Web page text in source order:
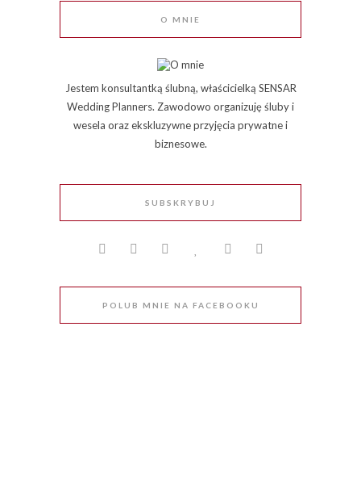
O MNIE
Jestem konsultantką ślubną, właścicielką SENSAR
Wedding Planners. Zawodowo organizuję śluby i
wesela oraz ekskluzywne przyjęcia prywatne i
biznesowe.
SUBSKRYBUJ
POLUB MNIE NA FACEBOOKU